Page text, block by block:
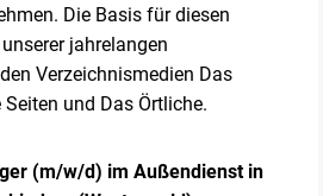
Die Basis für diesen
jahrelangen
Verzeichnismedien Das
und Das Örtliche.
(m/w/d) im Außendienst in